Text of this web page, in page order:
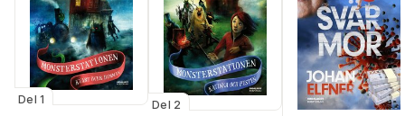
Del 1 Del 2